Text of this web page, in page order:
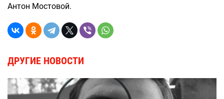
Антон Мостовой.
ДРУГИЕ НОВОСТИ